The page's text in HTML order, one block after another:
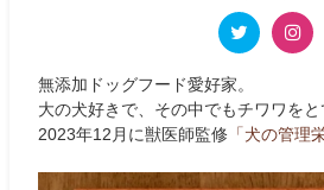
無添加ドッグフード愛好家。
大の犬好きで、その中でもチワワをと
2023年12月に獣医師監修 「犬の管理